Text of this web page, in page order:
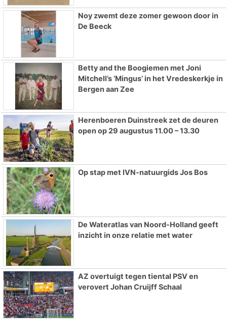
Noy zwemt deze zomer gewoon door in
De Beeck
Betty and the Boogiemen met Joni
Mitchell’s ‘Mingus’ in het Vredeskerkje in
Bergen aan Zee
Herenboeren Duinstreek zet de deuren
open op 29 augustus 11.00 – 13.30
Op stap met IVN-natuurgids Jos Bos
De Wateratlas van Noord-Holland geeft
inzicht in onze relatie met water
AZ overtuigt tegen tiental PSV en
verovert Johan Cruijff Schaal